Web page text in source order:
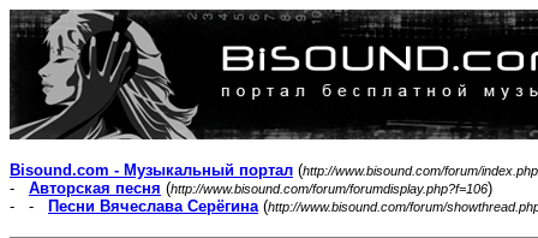
Bisound.com - Музыкальный портал (http://www.bisound.com/forum/index.php
- Авторская песня (http://www.bisound.com/forum/forumdisplay.php?f=106)
- -
Песни Вячеслава Серёгина(http://www.bisound.com/forum/